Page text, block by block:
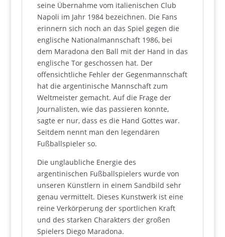
seine Übernahme vom italienischen Club
Napoli im Jahr 1984 bezeichnen. Die Fans
erinnern sich noch an das Spiel gegen die
englische Nationalmannschaft 1986, bei
dem Maradona den Ball mit der Hand in das
englische Tor geschossen hat. Der
offensichtliche Fehler der Gegenmannschaft
hat die argentinische Mannschaft zum
Weltmeister gemacht. Auf die Frage der
Journalisten, wie das passieren konnte,
sagte er nur, dass es die Hand Gottes war.
Seitdem nennt man den legendären
Fußballspieler so.
Die unglaubliche Energie des
argentinischen Fußballspielers wurde von
unseren Künstlern in einem Sandbild sehr
genau vermittelt. Dieses Kunstwerk ist eine
reine Verkörperung der sportlichen Kraft
und des starken Charakters der großen
Spielers Diego Maradona.